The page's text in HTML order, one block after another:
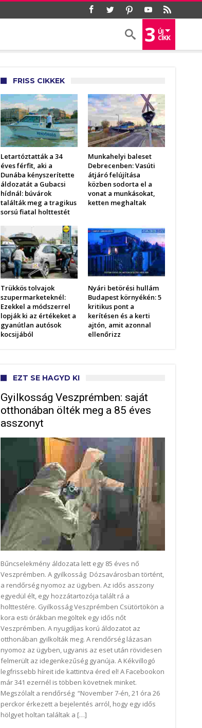
3 ÚJ
CIKK
FRISS CIKKEK
Letartóztatták a 34
éves férfit, aki a
Dunába kényszerítette
áldozatát a Gubacsi
hídnál: búvárok
találták meg a tragikus
sorsú fiatal holttestét
Munkahelyi baleset
Debrecenben: Vasúti
átjáró felújítása
közben sodorta el a
vonat a munkásokat,
ketten meghaltak
Trükkös tolvajok
szupermarketeknél:
Ezekkel a módszerrel
lopják ki az értékeket a
gyanútlan autósok
kocsijából
Nyári betörési hullám
Budapest környékén: 5
kritikus pont a
kerítésen és a kerti
ajtón, amit azonnal
ellenőrizz
EZT SE HAGYD KI
Gyilkosság Veszprémben: saját
otthonában ölték meg a 85 éves
asszonyt
Bűncselekmény áldozata lett egy 85 éves nő
Veszprémben. A gyilkosság Dózsavárosban történt,
a rendőrség nyomoz az ügyben. Az idős asszony
egyedül élt, egy hozzátartozója talált rá a
holttestére. Gyilkosság Veszprémben Csütörtökön a
kora esti órákban megöltek egy idős nőt
Veszprémben. A nyugdíjas korú áldozatot az
otthonában gyilkolták meg. A rendőrség lázasan
nyomoz az ügyben, ugyanis az eset után rövidesen
felmerült az idegenkezűség gyanúja. A Kékvillogó
legfrissebb híreit ide kattintva éred el! A Facebookon
már 341 ezernél is többen követnek minket.
Megszólalt a rendőrség “November 7-én, 21 óra 26
perckor érkezett a bejelentés arról, hogy egy idős
hölgyet holtan találtak a […]